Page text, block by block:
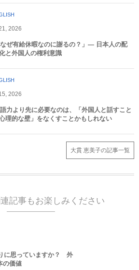
2026
なぜ有給休暇なのに謝るの？」― 日本人の配
と外国人の権利意識​
2026
力より先に必要なのは、「外国人と話すこと
理的な壁」をなくすことかもしれない
大貫 恵美子の記事一覧
記事もお楽しみください
に思っていますか？ 外
の価値